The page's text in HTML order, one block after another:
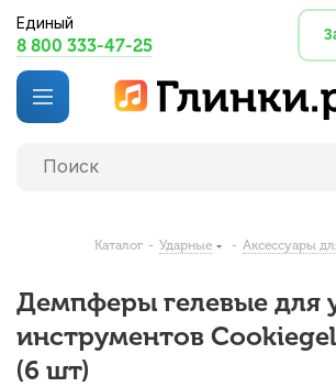
Единый
8 800 333-47-25
Каталог - Ударные - Аксессуары
Демпферы гелевые для
инструментов
(6 шт)